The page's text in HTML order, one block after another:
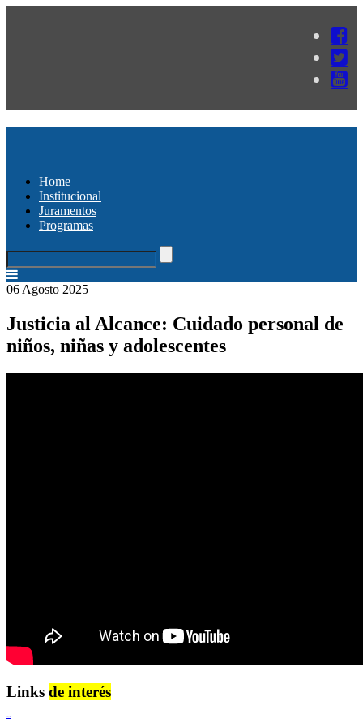
Home
Institucional
Juramentos
Programas
06 Agosto 2025
Justicia al Alcance: Cuidado personal de
niños, niñas y adolescentes
Links de interés